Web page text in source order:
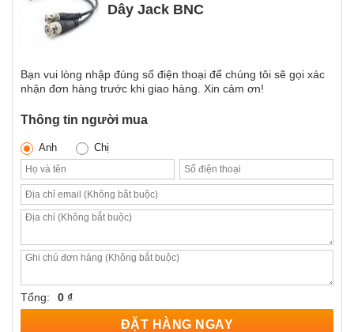
Dây Jack BNC
Bạn vui lòng nhập đúng số điện thoại để chúng tôi sẽ gọi xác
nhận đơn hàng trước khi giao hàng. Xin cảm ơn!
Thông tin người mua
Anh Chị
Tổng: 0 ₫
ĐẶT HÀNG NGAY